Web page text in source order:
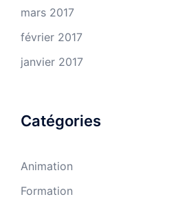
mars 2017
février 2017
janvier 2017
Catégories
Animation
Formation